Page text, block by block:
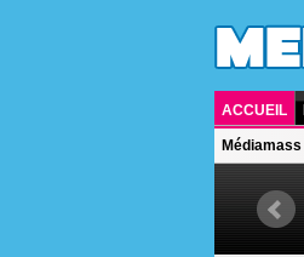
ACCUEIL
Médiamass
chanteuse québécoise